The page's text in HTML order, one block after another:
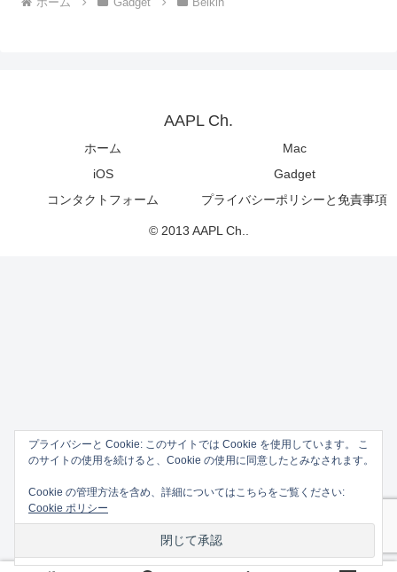
AAPL Ch.
ホーム
Mac
iOS
Gadget
コンタクトフォーム
プライバシーポリシーと免責事項
© 2013 AAPL Ch..
プライバシーと Cookie: このサイトでは Cookie を使用しています。 こ
のサイトの使用を続けると、Cookie の使用に同意したとみなされます。
Cookie の管理方法を含め、詳細についてはこちらをご覧ください:
Cookie ポリシー